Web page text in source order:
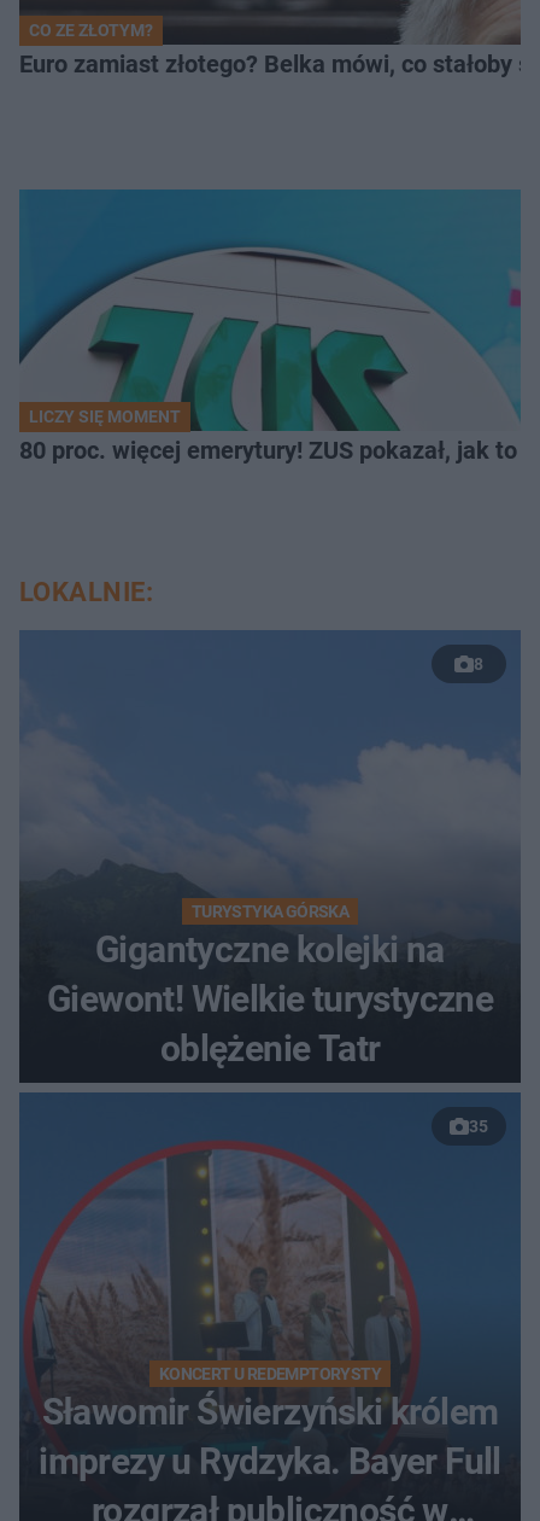
CO ZE ZŁOTYM?
Euro zamiast złotego? Belka mówi, co stałoby
LICZY SIĘ MOMENT
80 proc. więcej emerytury! ZUS pokazał, jak to
LOKALNIE:
8
TURYSTYKA GÓRSKA
Gigantyczne kolejki na
Giewont! Wielkie turystyczne
oblężenie Tatr
35
KONCERT U REDEMPTORYSTY
Sławomir Świerzyński królem
imprezy u Rydzyka. Bayer Full
rozgrzał publiczność w